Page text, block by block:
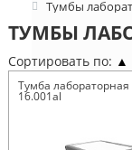
Тумбы
ТУМБЫ
Сортировать по: ▲
Тумба лабораторная
16.001al